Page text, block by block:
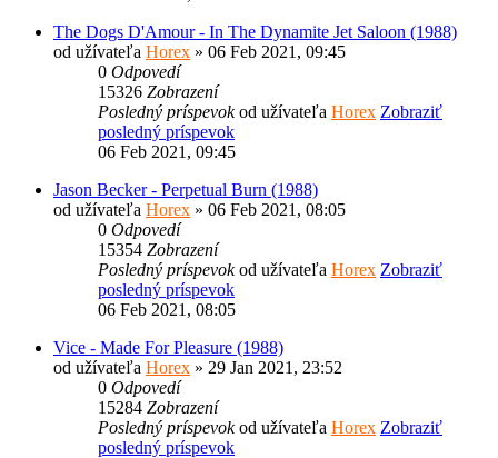
The Dogs D'Amour - In The Dynamite Jet Saloon (1988)
od užívateľa Horex » 06 Feb 2021, 09:45
0 Odpovedí
15326 Zobrazení
Posledný príspevokod užívateľa Horex Zobraziť
posledný príspevok
06 Feb 2021, 09:45
Jason Becker - Perpetual Burn (1988)
od užívateľa Horex » 06 Feb 2021, 08:05
0 Odpovedí
15354 Zobrazení
Posledný príspevokod užívateľa Horex Zobraziť
posledný príspevok
06 Feb 2021, 08:05
Vice - Made For Pleasure (1988)
od užívateľa Horex » 29 Jan 2021, 23:52
0 Odpovedí
15284 Zobrazení
Posledný príspevokod užívateľa Horex Zobraziť
posledný príspevok